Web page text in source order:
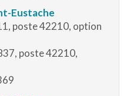
Eustache
poste 42210, option
poste 42210,